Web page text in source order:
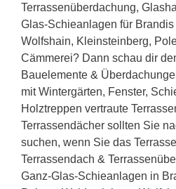
Terrassenüberdachung,
Glas-Schieanlagen für
Wolfshain, Kleinsteinberg,
Cämmerei? Dann schau dir
Bauelemente &
mit Wintergärten, Fenster,
Holztreppen vertraute
Terrassendächer sollten Sie
suchen, wenn Sie das
Terrassendach &
Ganz-Glas-Schieanlagen in